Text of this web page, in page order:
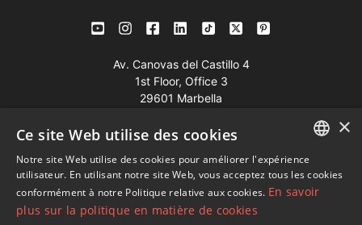
Av. Canovas del Castillo 4
1st Floor, Office 3
29601 Marbella
Tél:+34 952 765 138
Mob:+34 601 636 766
Whatsapp:+34 952 765 138
ENGLISH
SPANISH
×
Ce site Web utilise des cookies
Notre site Web utilise des cookies pour améliorer l'expérience
utilisateur. En utilisant notre site Web, vous acceptez tous les cookies
conformément à notre Politique relative aux cookies. En savoir
plus sur la politique en matière de cookies